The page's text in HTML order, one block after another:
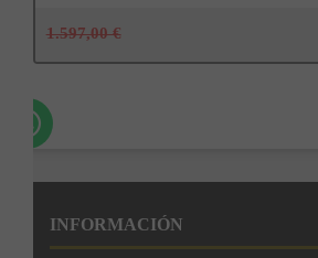
1.597,00 €
INFORMACIÓN